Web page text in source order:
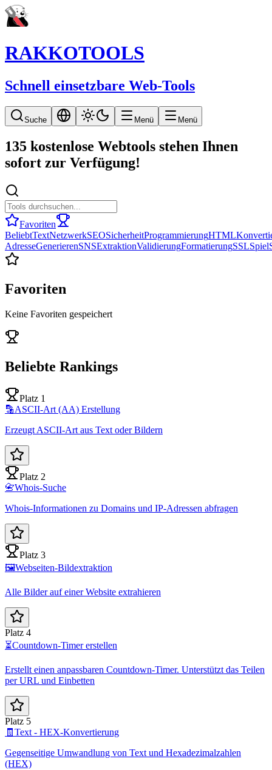
RAKKOTOOLS
Schnell einsetzbare Web-Tools
Suche Menü Menü
135 kostenlose Webtools stehen Ihnen
sofort zur Verfügung!
Favoriten
BeliebtTextNetzwerkSEOSicherheitProgrammierungHTML
AdresseGenerierenSNSExtraktionValidierungFormatierungSSLSpiel
Favoriten
Keine Favoriten gespeichert
Beliebte Rankings
Platz 1
🔡ASCII-Art (AA) Erstellung
Erzeugt ASCII-Art aus Text oder Bildern
Platz 2
📇Whois-Suche
Whois-Informationen zu Domains und IP-Adressen abfragen
Platz 3
🖼️Webseiten-Bildextraktion
Alle Bilder auf einer Website extrahieren
Platz 4
⏳Countdown-Timer erstellen
Erstellt einen anpassbaren Countdown-Timer. Unterstützt das Teilen
per URL und Einbetten
Platz 5
🧾 Text - HEX-Konvertierung
Gegenseitige Umwandlung von Text und Hexadezimalzahlen
(HEX)